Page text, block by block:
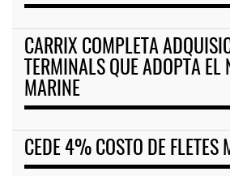
CARRIX COMPLETA
TERMINALS QUE ADOPTA
MARINE
CEDE 4% COSTO DE FLETES